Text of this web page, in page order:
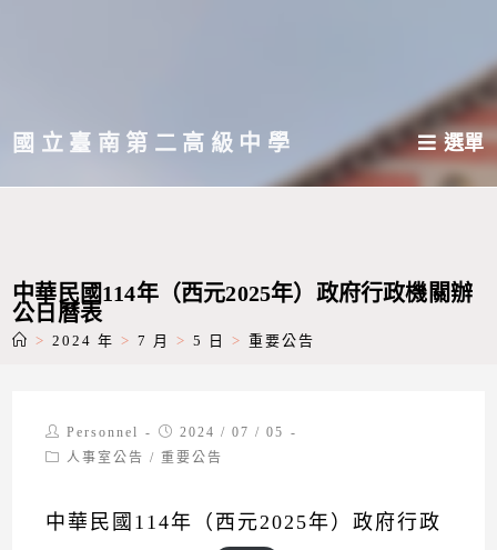
主國立臺南第二高級中學 選單
中華民國114年（西元2025年）政府行政機關辦
公日曆表
> 2024 年 > 7 月 > 5 日 > 重要公告
Post
author:
Personnel
Post
published:
2024 / 07 / 05
Post人事室公告 / 重要公告
中華民國114年（西元2025年）政府行政